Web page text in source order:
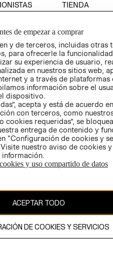
TIENDA
CONDICIONES
AVISO DE
PRIVACIDAD
GIFT CARD
AVISO DE
COOKIES
protegido por copyright y es
AB.
de empezar a comprar
y de terceros, incluidas otras
para ofrecerle la
su experiencia de usuario,
en nuestros sitios web,
y a través de plataformas
información sobre el
dispositivo.
acepta y está de acuerdo
con terceros, como
cookies requeridas”, se
entrega de contenido y
“Configuración de cookies y
nuestro aviso de cookies
información.
y uso compartido de datos
ACEPTAR TODO
DE COOKIES Y SERVICIOS